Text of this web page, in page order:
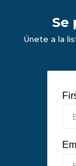
Se
Únete a la